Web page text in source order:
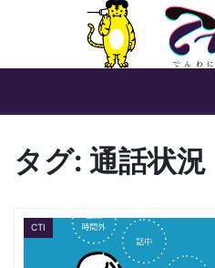
タグ: 通話状況
CTI